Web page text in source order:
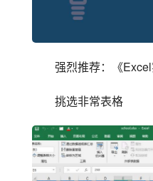
强烈推荐：《Excel
挑选非常表格